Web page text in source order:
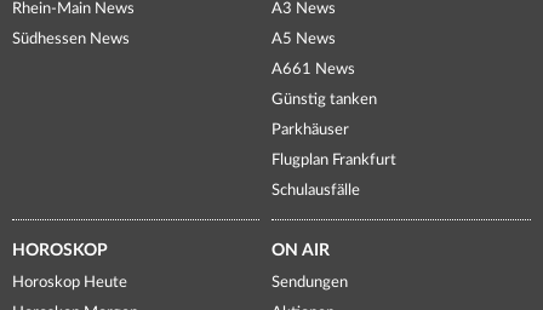
Rhein-Main News
Südhessen News
A3 News
A5 News
A661 News
Günstig tanken
Parkhäuser
Flugplan Frankfurt
Schulausfälle
HOROSKOP
Horoskop Heute
ON AIR
Sendungen